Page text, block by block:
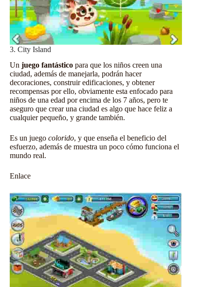
3. City Island
Un juego fantástico para que los niños creen una
ciudad, además de manejarla, podrán hacer
decoraciones, construir edificaciones, y obtener
recompensas por ello, obviamente esta enfocado para
niños de una edad por encima de los 7 años, pero te
aseguro que crear una ciudad es algo que hace feliz a
cualquier pequeño, y grande también.
Es un juego colorido, y que enseña el beneficio del
esfuerzo, además de muestra un poco cómo funciona el
mundo real.
Enlace